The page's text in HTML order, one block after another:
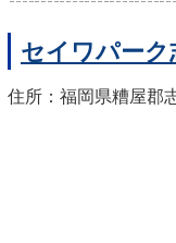
セイワパーク
住所：福岡県糟屋郡